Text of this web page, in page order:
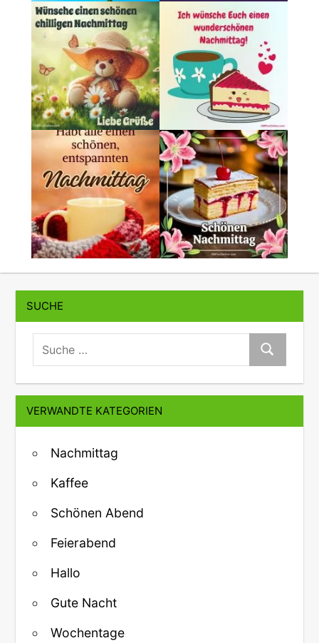
SUCHE
suche:
Suche
VERWANDTE KATEGORIEN
Nachmittag
Kaffee
Schönen Abend
Feierabend
Hallo
Gute Nacht
Wochentage